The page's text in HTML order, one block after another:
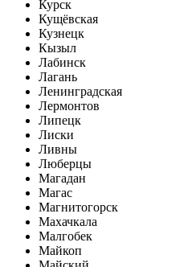
Курск
Кущёвская
Кузнецк
Кызыл
Лабинск
Лагань
Ленинградская
Лермонтов
Липецк
Лиски
Ливны
Люберцы
Магадан
Магас
Магнитогорск
Махачкала
Малгобек
Майкоп